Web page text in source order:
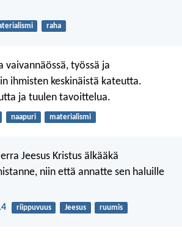
raha
vaivannäössä, työssä ja
ihmisten keskinäistä kateutta.
ja tuulen tavoittelua.
naapuri materialismi
Jeesus Kristus älkääkä
niin että annatte sen haluille
riippuvuus Jeesus ruumis